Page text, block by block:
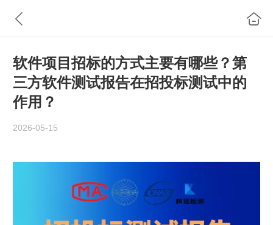
软件项目招标的方式主要有哪些？第
三方软件测试报告在招投标测试中的
作用？
2026-05-15